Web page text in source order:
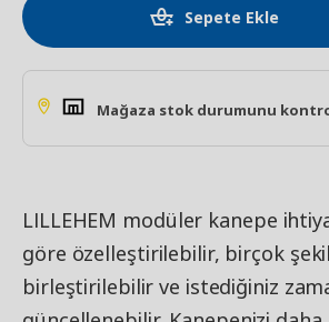
Sepete Ekle
Mağaza stok durumunu
LILLEHEM modüler kanepe
göre özelleştirilebilir, birçok
birleştirilebilir ve istediğiniz